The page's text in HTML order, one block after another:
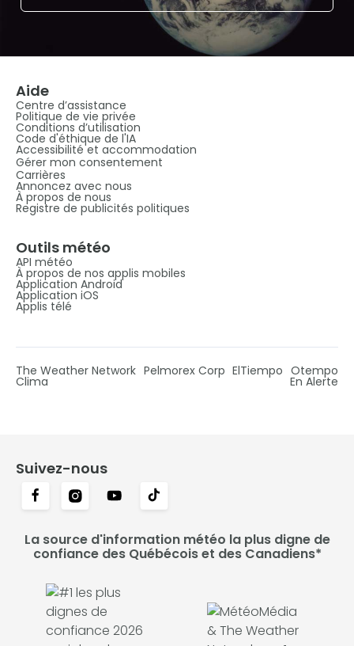
Aide
Centre d’assistance
Politique de vie privée
Conditions d’utilisation
Code d'éthique de l'IA
Accessibilité et accommodation
Gérer mon consentement
Carrières
Annoncez avec nous
À propos de nous
Registre de publicités politiques
Outils météo
API météo
À propos de nos applis mobiles
Application Android
Application iOS
Applis télé
The Weather Network Pelmorex Corp ElTiempo Otempo
Clima En Alerte
Suivez-nous
La source d'information météo la plus digne de
confiance des Québécois et des Canadiens*